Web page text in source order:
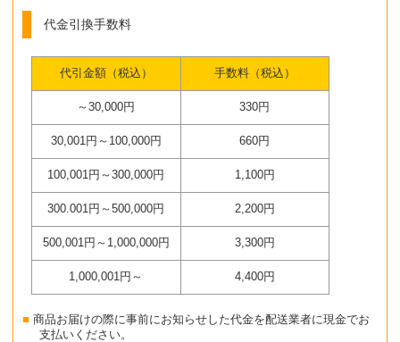
代金引換手数料
代引金額（税込） 手数料（税込）
～30,000円 330円
30,001円～100,000円 660円
100,001円～300,000円 1,100円
300.001円～500,000円 2,200円
500,001円～1,000,000円 3,300円
1,000,001円～ 4,400円
商品お届けの際に事前にお知らせした代金を配送業者に現金でお
支払いください。